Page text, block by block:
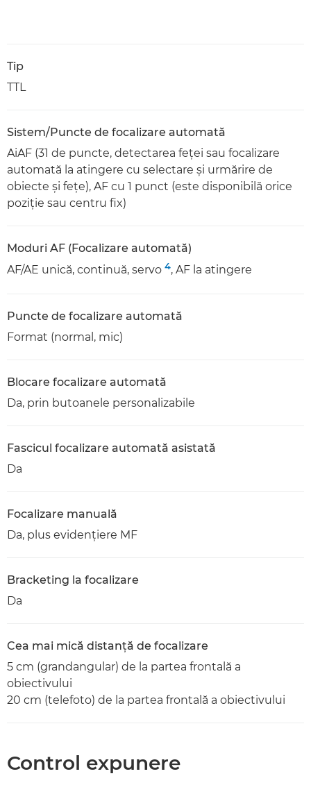
Tip
TTL
Sistem/Puncte de focalizare automată
AiAF (31 de puncte, detectarea feţei sau focalizare
automată la atingere cu selectare şi urmărire de
obiecte şi feţe), AF cu 1 punct (este disponibilă orice
poziţie sau centru fix)
Moduri AF (Focalizare automată)
AF/AE unică, continuă, servo 4, AF la atingere
Puncte de focalizare automată
Format (normal, mic)
Blocare focalizare automată
Da, prin butoanele personalizabile
Fascicul focalizare automată asistată
Da
Focalizare manuală
Da, plus evidenţiere MF
Bracketing la focalizare
Da
Cea mai mică distanţă de focalizare
5 cm (grandangular) de la partea frontală a
obiectivului
20 cm (telefoto) de la partea frontală a obiectivului
Control expunere